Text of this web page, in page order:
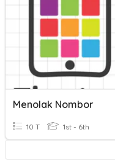
Menolak Nombor
10 T 1st - 6th